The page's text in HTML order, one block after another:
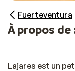
Fuerteventura
À propos de
Lajares est un